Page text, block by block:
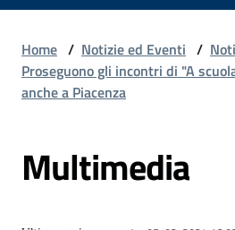
Romagna
Siamo
Home / Notizie ed Eventi /
Proseguono gli incontri di "A
anche a Piacenza
Multimedia